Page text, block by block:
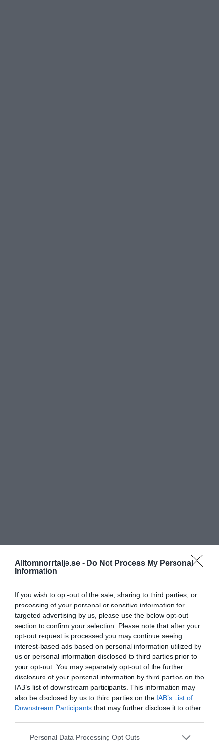
Alltomnorrtalje.se - Do Not Process My Personal
Information
If you wish to opt-out of the sale, sharing to third parties, or
processing of your personal or sensitive information for
targeted advertising by us, please use the below opt-out
section to confirm your selection. Please note that after your
opt-out request is processed you may continue seeing
interest-based ads based on personal information utilized by
us or personal information disclosed to third parties prior to
your opt-out. You may separately opt-out of the further
disclosure of your personal information by third parties on the
IAB’s list of downstream participants. This information may
also be disclosed by us to third parties on the IAB’s List of
Downstream Participants that may further disclose it to other
Personal Data Processing Opt Outs